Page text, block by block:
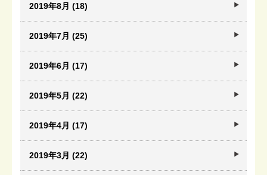
2019年8月 (18)
2019年7月 (25)
2019年6月 (17)
2019年5月 (22)
2019年4月 (17)
2019年3月 (22)